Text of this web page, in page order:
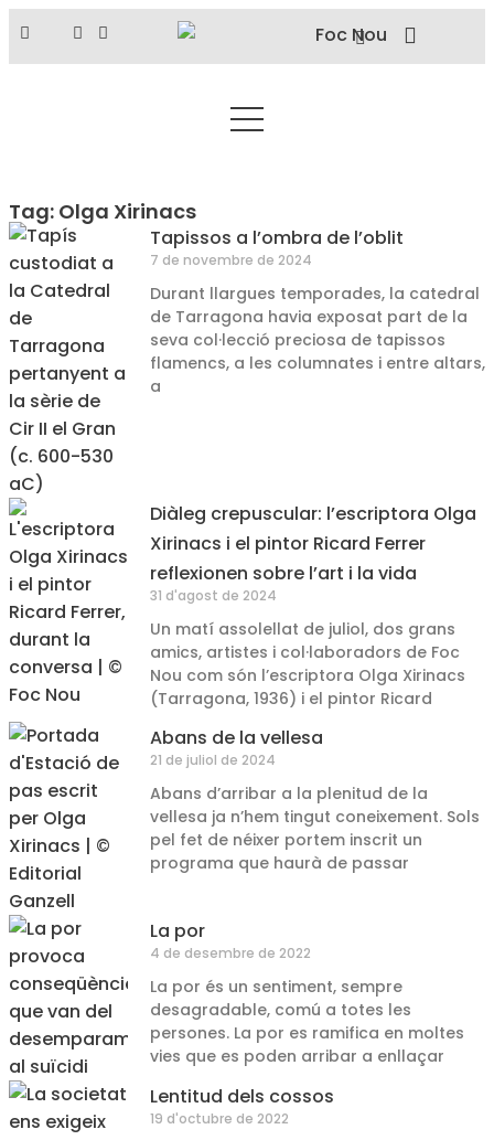
Tag: Olga Xirinacs
Tapissos a l’ombra de l’oblit
7 de novembre de 2024
Durant llargues temporades, la catedral
de Tarragona havia exposat part de la
seva col·lecció preciosa de tapissos
flamencs, a les columnates i entre altars,
a
Diàleg crepuscular: l’escriptora Olga
Xirinacs i el pintor Ricard Ferrer
reflexionen sobre l’art i la vida
31 d'agost de 2024
Un matí assolellat de juliol, dos grans
amics, artistes i col·laboradors de Foc
Nou com són l’escriptora Olga Xirinacs
(Tarragona, 1936) i el pintor Ricard
Abans de la vellesa
21 de juliol de 2024
Abans d’arribar a la plenitud de la
vellesa ja n’hem tingut coneixement. Sols
pel fet de néixer portem inscrit un
programa que haurà de passar
La por
4 de desembre de 2022
La por és un sentiment, sempre
desagradable, comú a totes les
persones. La por es ramifica en moltes
vies que es poden arribar a enllaçar
Lentitud dels cossos
19 d'octubre de 2022